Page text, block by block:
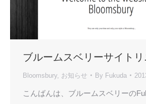
ブルームスベリーサイト
Bloomsbury お知らせ By Fukuda
こんばんは、ブルームスベリーの